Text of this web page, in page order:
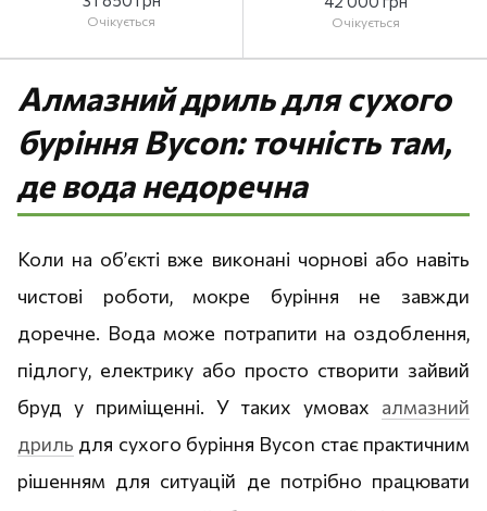
Очікується Очікується
Алмазний дриль для сухого
буріння Bycon: точність там,
де вода недоречна
Коли на об’єкті вже виконані чорнові або навіть
чистові роботи, мокре буріння не завжди
доречне. Вода може потрапити на оздоблення,
підлогу, електрику або просто створити зайвий
бруд у приміщенні. У таких умовах алмазний
дриль для сухого буріння Bycon стає практичним
рішенням для ситуацій де потрібно працювати